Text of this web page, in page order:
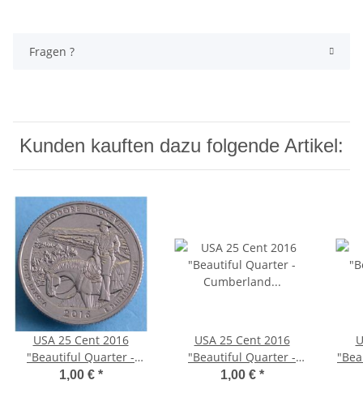
Fragen ?
Kunden kauften dazu folgende Artikel:
USA 25 Cent 2016
"Beautiful Quarter -
Theodor Roosevelt" - D*
1,00 € *
USA 25 Cent 2016
"Beautiful Quarter -
Cumberland Gap" - D*
1,00 € *